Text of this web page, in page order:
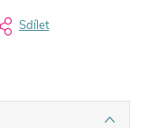
Sdílet